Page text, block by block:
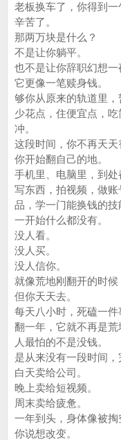
老板换车了，你得到一
辛苦了。
那两万块是什么？
不是让你躺平。
也不是让你辞职幻想一
它更像一笔赎身钱。
够你从原来的轨道里，
少花点，住便宜点，
冲。
这段时间，你不再天天
你开始翻自己的地。
手机里、电脑里，到处
写东西，拍视频，做
品，学一门能换钱的技
一开始什么都没有。
没人看。
没人买。
没人信你。
就像荒地刚翻开的时候
但你天天去。
每天八小时，死磕一件
翻一年，它就不再是荒
人最怕的不是没钱。
是从来没有一段时间，
白天卖给公司。
晚上卖给短视频。
周末卖给疲惫。
一年到头，身体像被掏
你说想改变。